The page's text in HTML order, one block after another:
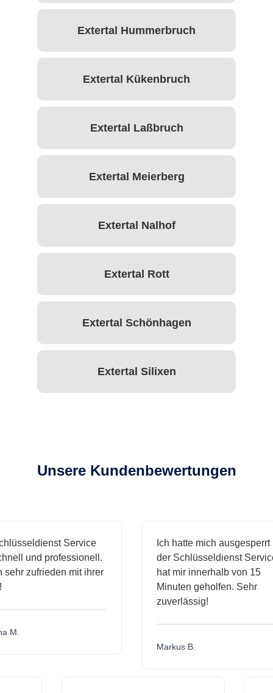
Extertal Hummerbruch
Extertal Kükenbruch
Extertal Laßbruch
Extertal Meierberg
Extertal Nalhof
Extertal Rott
Extertal Schönhagen
Extertal Silixen
Unsere Kundenbewertungen
Service
und professionell.
zufrieden mit ihrer
Ich hatte mich ausgesperrt und
der Schlüsseldienst Service
hat mir innerhalb von 15
Minuten geholfen. Sehr
zuverlässig!
Markus B.